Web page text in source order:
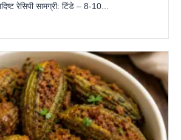
रेसिपी सामग्री: टिंडे – 8-10...